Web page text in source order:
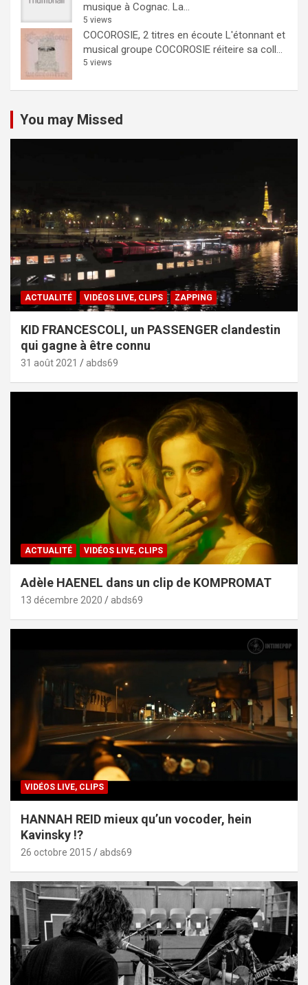
musique à Cognac. La...
5 views
COCOROSIE, 2 titres en écoute L'étonnant et
musical groupe COCOROSIE réiteire sa coll...
5 views
You may Missed
ACTUALITÉ VIDÉOS LIVE, CLIPS ZAPPING
KID FRANCESCOLI, un PASSENGER clandestin
qui gagne à être connu
31 août 2021 abds69
ACTUALITÉ VIDÉOS LIVE, CLIPS
Adèle HAENEL dans un clip de KOMPROMAT
13 décembre 2020 abds69
VIDÉOS LIVE, CLIPS
HANNAH REID mieux qu’un vocoder, hein
Kavinsky !?
26 octobre 2015 abds69